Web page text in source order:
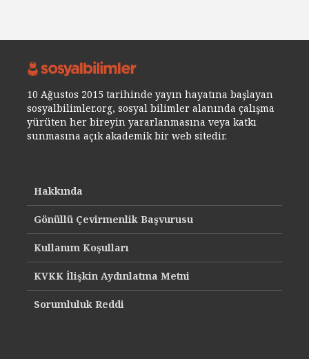
10 Ağustos 2015 tarihinde yayın hayatına başlayan
sosyalbilimler.org, sosyal bilimler alanında çalışma
yürüten her bireyin yararlanmasına veya katkı
sunmasına açık akademik bir web sitedir.
Hakkında
Gönüllü Çevirmenlik Başvurusu
Kullanım Koşulları
KVKK İlişkin Aydınlatma Metni
Sorumluluk Reddi